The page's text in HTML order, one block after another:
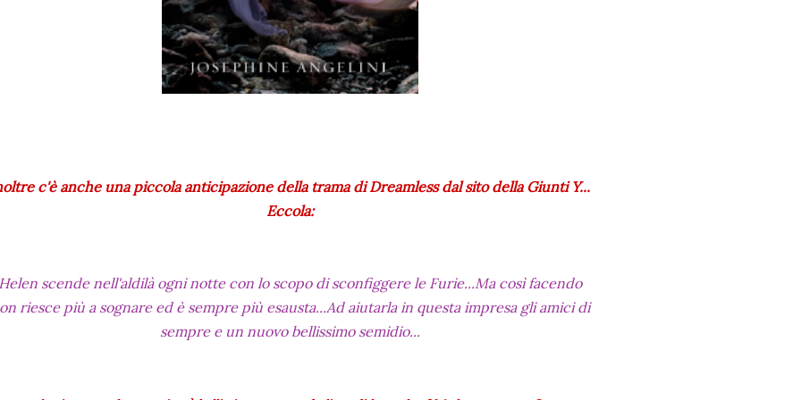
c'è anche una piccola anticipazione della trama di Dreamless dal sito della Giunti Y...
Eccola:
scende nell'aldilà ogni notte con lo scopo di sconfiggere le Furie...Ma così facendo
riesce più a sognare ed è sempre più esausta...Ad aiutarla in questa impresa gli amici di
sempre e un nuovo bellissimo semidio...